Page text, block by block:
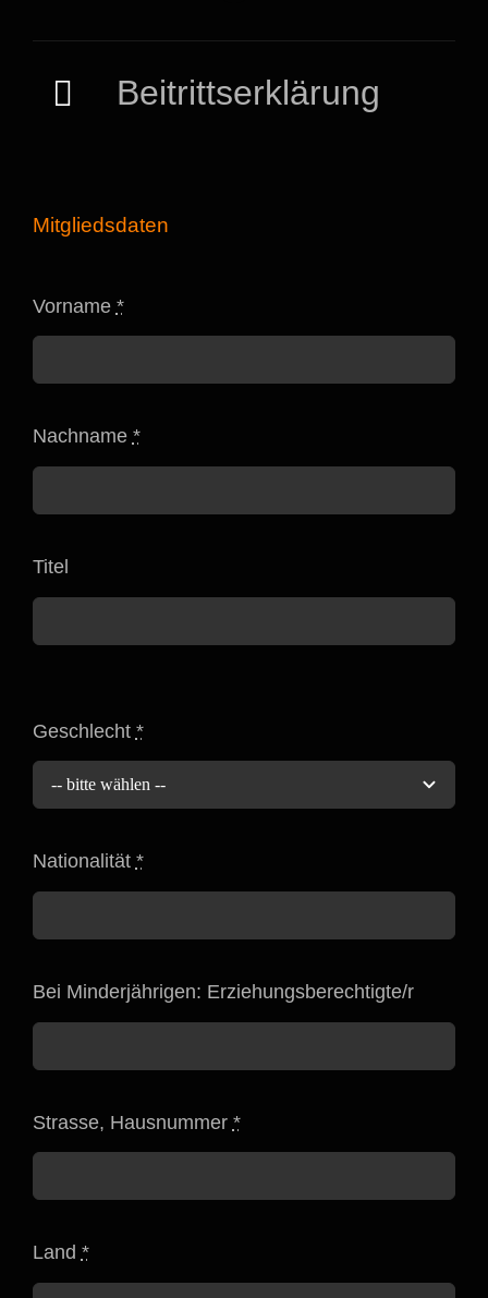
Beitrittserklärung
Mitgliedsdaten
Vorname *
Nachname *
Titel
Geschlecht *
Nationalität *
Bei Minderjährigen: Erziehungsberechtigte/r
Strasse, Hausnummer *
Land *